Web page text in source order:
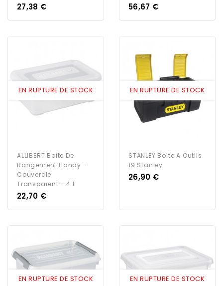
Prix
27,38 € Prix
56,67 €
EN RUPTURE DE STOCK
ALLIBERT Boîte De
Rangement Handy -
Couvercle
Transparent - 4 L
Prix
22,70 €
EN RUPTURE DE STOCK
STANLEY Boite A Outils
19 Stanley
Prix
26,90 €
EN RUPTURE DE STOCK EN RUPTURE DE STOCK